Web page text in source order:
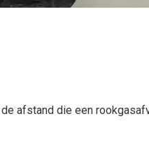
afstand die een